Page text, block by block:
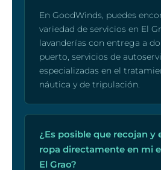
En GoodWinds, puedes
variedad de servicios en El
lavanderías con entrega a
puerto, servicios de
especializadas en el
náutica y de tripulación.
¿Es posible que recojan y
ropa directamente en mi
El Grao?